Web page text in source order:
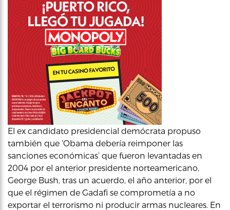
El ex candidato presidencial demócrata propuso
también que ‘Obama debería reimponer las
sanciones económicas’ que fueron levantadas en
2004 por el anterior presidente norteamericano,
George Bush, tras un acuerdo, el año anterior, por el
que el régimen de Gadafi se comprometía a no
exportar el terrorismo ni producir armas nucleares. En